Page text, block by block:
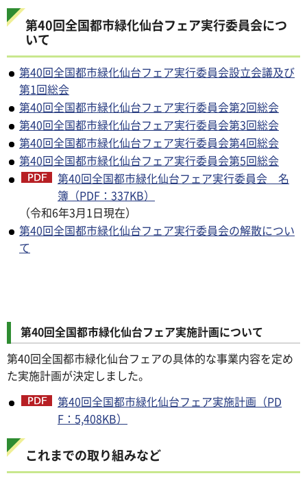
第40回全国都市緑化仙台フェア実行委員会につ
いて
第40回全国都市緑化仙台フェア実行委員会設立会議及び
第1回総会
第40回全国都市緑化仙台フェア実行委員会第2回総会
第40回全国都市緑化仙台フェア実行委員会第3回総会
第40回全国都市緑化仙台フェア実行委員会第4回総会
第40回全国都市緑化仙台フェア実行委員会第5回総会
第40回全国都市緑化仙台フェア実行委員会 名
簿（PDF：337KB）
（令和6年3月1日現在）
第40回全国都市緑化仙台フェア実行委員会の解散につい
て
第40回全国都市緑化仙台フェア実施計画について
第40回全国都市緑化仙台フェアの具体的な事業内容を定め
た実施計画が決定しました。
第40回全国都市緑化仙台フェア実施計画（PD
F：5,408KB）
これまでの取り組みなど